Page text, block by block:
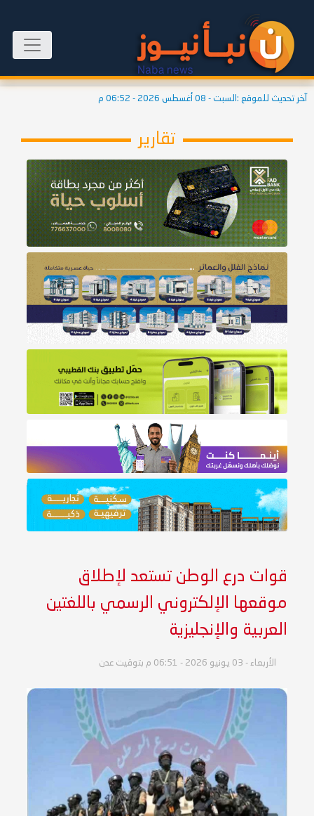
آخر تحديث للموقع : السبت - 08 أغسطس 2026 - 06:52 م
تقارير
قوات درع الوطن تستعد لإطلاق
موقعها الإلكتروني الرسمي باللغتين
العربية والإنجليزية
الأربعاء - 03 يونيو 2026 - 06:51 م بتوقيت عدن